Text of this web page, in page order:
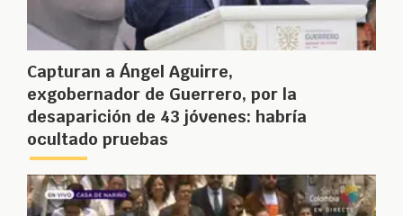
Capturan a Ángel Aguirre,
exgobernador de Guerrero, por la
desaparición de 43 jóvenes: habría
ocultado pruebas